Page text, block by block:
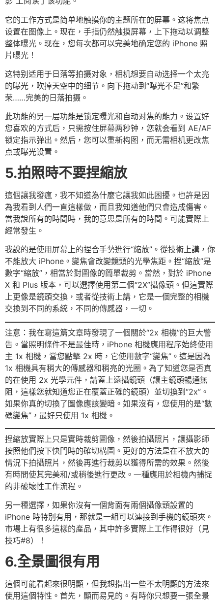
它的工作方式是简单地触摸你的主题所在的屏幕。这将焦点
设置在图像上。现在，手指仍然触摸屏幕，上下拖动以调整
整体曝光。现在，您每次都可以完美地确定您的 iPhone 照
片曝光！
这特别适用于日落等拍摄对象，相机想要自动选择一个太亮
的曝光，吹掉天空中的细节。向下拖动到“曝光不足”和繁
荣……完美的日落拍摄。
此功能的另一层功能是锁定曝光和自动对焦的能力。设置好
您喜欢的方式后，只需按住屏幕两秒钟，您就会看到 AE/AF
锁定指示弹出。然后，您可以重新构图，而无需相机更改焦
点或曝光设置。
5.拍照時不要捏縮放
這個讓我發瘋，我不知道為什麼它讓我如此困擾。也許是因
為我看到人們一直這樣做，而且我知道他們只會造成傷害。
當我說所有的時間時，我的意思是所有的時間。可能實際上
經常發生。
我說的是使用屏幕上的捏合手勢進行“縮放”。從技術上講，你
不能放大 iPhone。變焦會改變鏡頭的光學焦距。捏“縮放”是
數字“縮放”，相當於對圖像的簡單裁剪。當然，對於 iPhone
X 和 Plus 版本，可以選擇使用第二個“2X”攝像頭。但這實際
上更像是鏡頭交換，或者從技術上講，它是一個完整的相機
交換到不同的系統，不同的傳感器，一切。
注意：我在寫這篇文章時發現了一個關於“2x 相機”的巨大警
告。當照明條件不是最佳時，iPhone 相機應用程序始終使用
主 1x 相機，當您點擊 2x 時，它使用數字“變焦”。這是因為
1x 相機具有稍大的傳感器和稍亮的光圈。為了知道您是否真
的在使用 2x 光學元件，請蓋上遠攝鏡頭（讓主鏡頭暢通無
阻，這樣您就知道您正在覆蓋正確的鏡頭）並切換到“2x”。
如果你真的切換了圖像應該變暗。如果沒有，您使用的是“數
碼變焦”，最好只使用 1x 相機。
捏縮放實際上只是實時裁剪圖像，然後拍攝照片，讓攝影師
按照他們按下快門時的確切構圖。更好的方法是在不放大的
情況下拍攝照片，然後再進行裁剪以獲得所需的效果。然後
有時間使其完美和/或稍後進行更改。一種應用於相機內捕捉
的非破壞性工作流程。
另一種選擇，如果你沒有一個背面有兩個攝像頭設置的
iPhone 時特別​​有用，那就是一組可以連接到手機的鏡頭夾。
市場上有很多這樣的產品，其中許多實際上工作得很好（見
技巧#8）！
6.全景圖很有用
這個可能看起來很明顯，但我想指出一些不太明顯的方法來
使用這個特性。首先，顯而易見的。有時你只想要一張全景